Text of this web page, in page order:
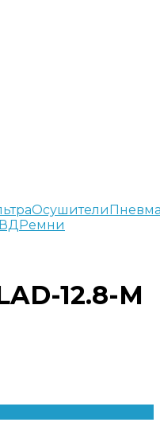
Осушители
Ремни
12.8-M